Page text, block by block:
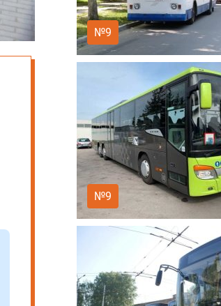
№9
№9